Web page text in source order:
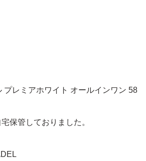
プレミアホワイト オールインワン 58
保管しておりました。